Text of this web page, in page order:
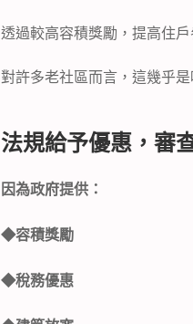
透過較高容積獎勵，提高住戶
對許多老社區而言，這幾乎
法規給予優惠，審
因為政府提供：
◆容積獎勵
◆稅務優惠